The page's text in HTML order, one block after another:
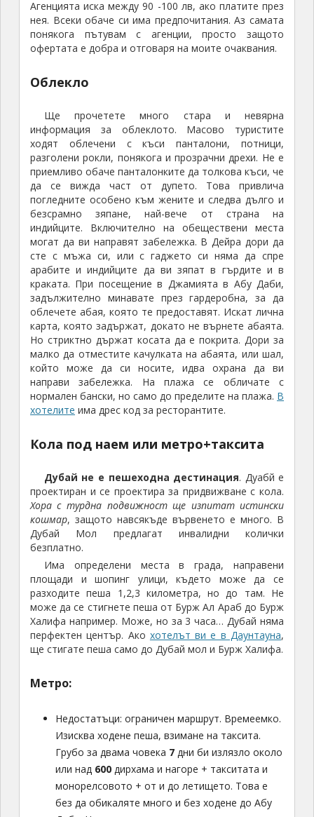
Агенцията иска между 90 -100 лв, ако платите през
нея. Всеки обаче си има предпочитания. Аз самата
понякога пътувам с агенции, просто защото
офертата е добра и отговаря на моите очаквания.
Облекло
Ще прочетете много стара и невярна
информация за облеклото. Масово туристите
ходят облечени с къси панталони, потници,
разголени рокли, понякога и прозрачни дрехи. Не е
приемливо обаче панталонките да толкова къси, че
да се вижда част от дупето. Това привлича
погледните особено към жените и следва дълго и
безсрамно зяпане, най-вече от страна на
индийците. Включително на обеществени места
могат да ви направят забележка. В Дейра дори да
сте с мъжа си, или с гаджето си няма да спре
арабите и индийците да ви зяпат в гърдите и в
краката. При посещение в Джамията в Абу Даби,
задължително минавате през гардеробна, за да
облечете абая, която те предоставят. Искат лична
карта, която задържат, докато не върнете абаята.
Но стриктно държат косата да е покрита. Дори за
малко да отместите качулката на абаята, или шал,
който може да си носите, идва охрана да ви
направи забележка. На плажа се обличате с
нормален бански, но само до пределите на плажа. В
хотелите има дрес код за ресторантите.
Кола под наем или метро+таксита
Дубай не е пешеходна дестинация. Дуабй е
проектиран и се проектира за придвижване с кола.
Хора с турдна подвижност ще изпитат истински
кошмар, защото навсякъде вървенето е много. В
Дубай Мол предлагат инвалидни колички
безплатно.
Има определени места в града, направени
площади и шопинг улици, където може да се
разходите пеша 1,2,3 километра, но до там. Не
може да се стигнете пеша от Бурж Ал Араб до Бурж
Халифа например. Може, но за 3 часа… Дубай няма
перфектен център. Ако хотелът ви е в Даунтауна,
ще стигате пеша само до Дубай мол и Бурж Халифа.
Метро:
Недостатъци: ограничен маршрут. Времеемко.
Изисква ходене пеша, взимане на таксита.
Грубо за двама човека 7дни би излязло около
или над 600дирхама и нагоре + такситата и
монорелсовото + от и до летището. Това е
без да обикаляте много и без ходене до Абу